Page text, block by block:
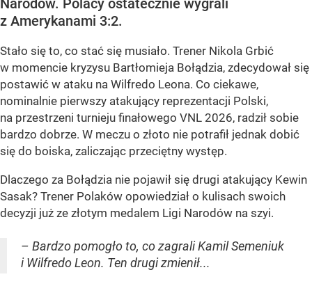
z Amerykanami 3:2.
Stało się to, co stać się musiało. Trener Nikola Grbić
w momencie kryzysu Bartłomieja Bołądzia, zdecydował się
postawić w ataku na Wilfredo Leona. Co ciekawe,
nominalnie pierwszy atakujący reprezentacji Polski,
na przestrzeni turnieju finałowego VNL 2026, radził sobie
bardzo dobrze. W meczu o złoto nie potrafił jednak dobić
się do boiska, zaliczając przeciętny występ.
Dlaczego za Bołądzia nie pojawił się drugi atakujący Kewin
Sasak? Trener Polaków opowiedział o kulisach swoich
decyzji już ze złotym medalem Ligi Narodów na szyi.
– Bardzo pomogło to, co zagrali Kamil Semeniuk
i Wilfredo Leon. Ten drugi zmienił...